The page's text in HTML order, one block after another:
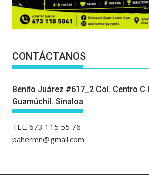
CONTÁCTANOS
Benito Juárez #617_2 Col. Centro
Guamúchil. Sinaloa
TEL. 673 115 55 76
pahermn@gmail.com